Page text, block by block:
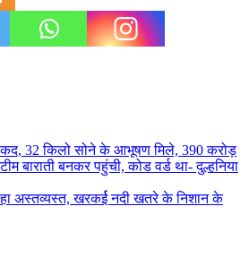
32 किलो सोने के आभूषण मिले, 390 करोड़
बाराती बनकर पहुंची, कोड वर्ड था- दुल्हनिया
अस्तव्यस्त, खरकर्ई नदी खतरे के निशान के